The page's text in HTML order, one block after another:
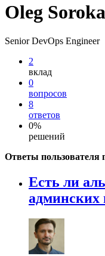
Oleg Soroka
Senior DevOps Engineer
2
вклад
0
вопросов
8
ответов
0%
решений
Ответы пользователя
Есть ли
админских